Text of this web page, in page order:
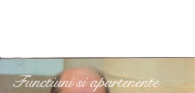
Functiuni si apartenente